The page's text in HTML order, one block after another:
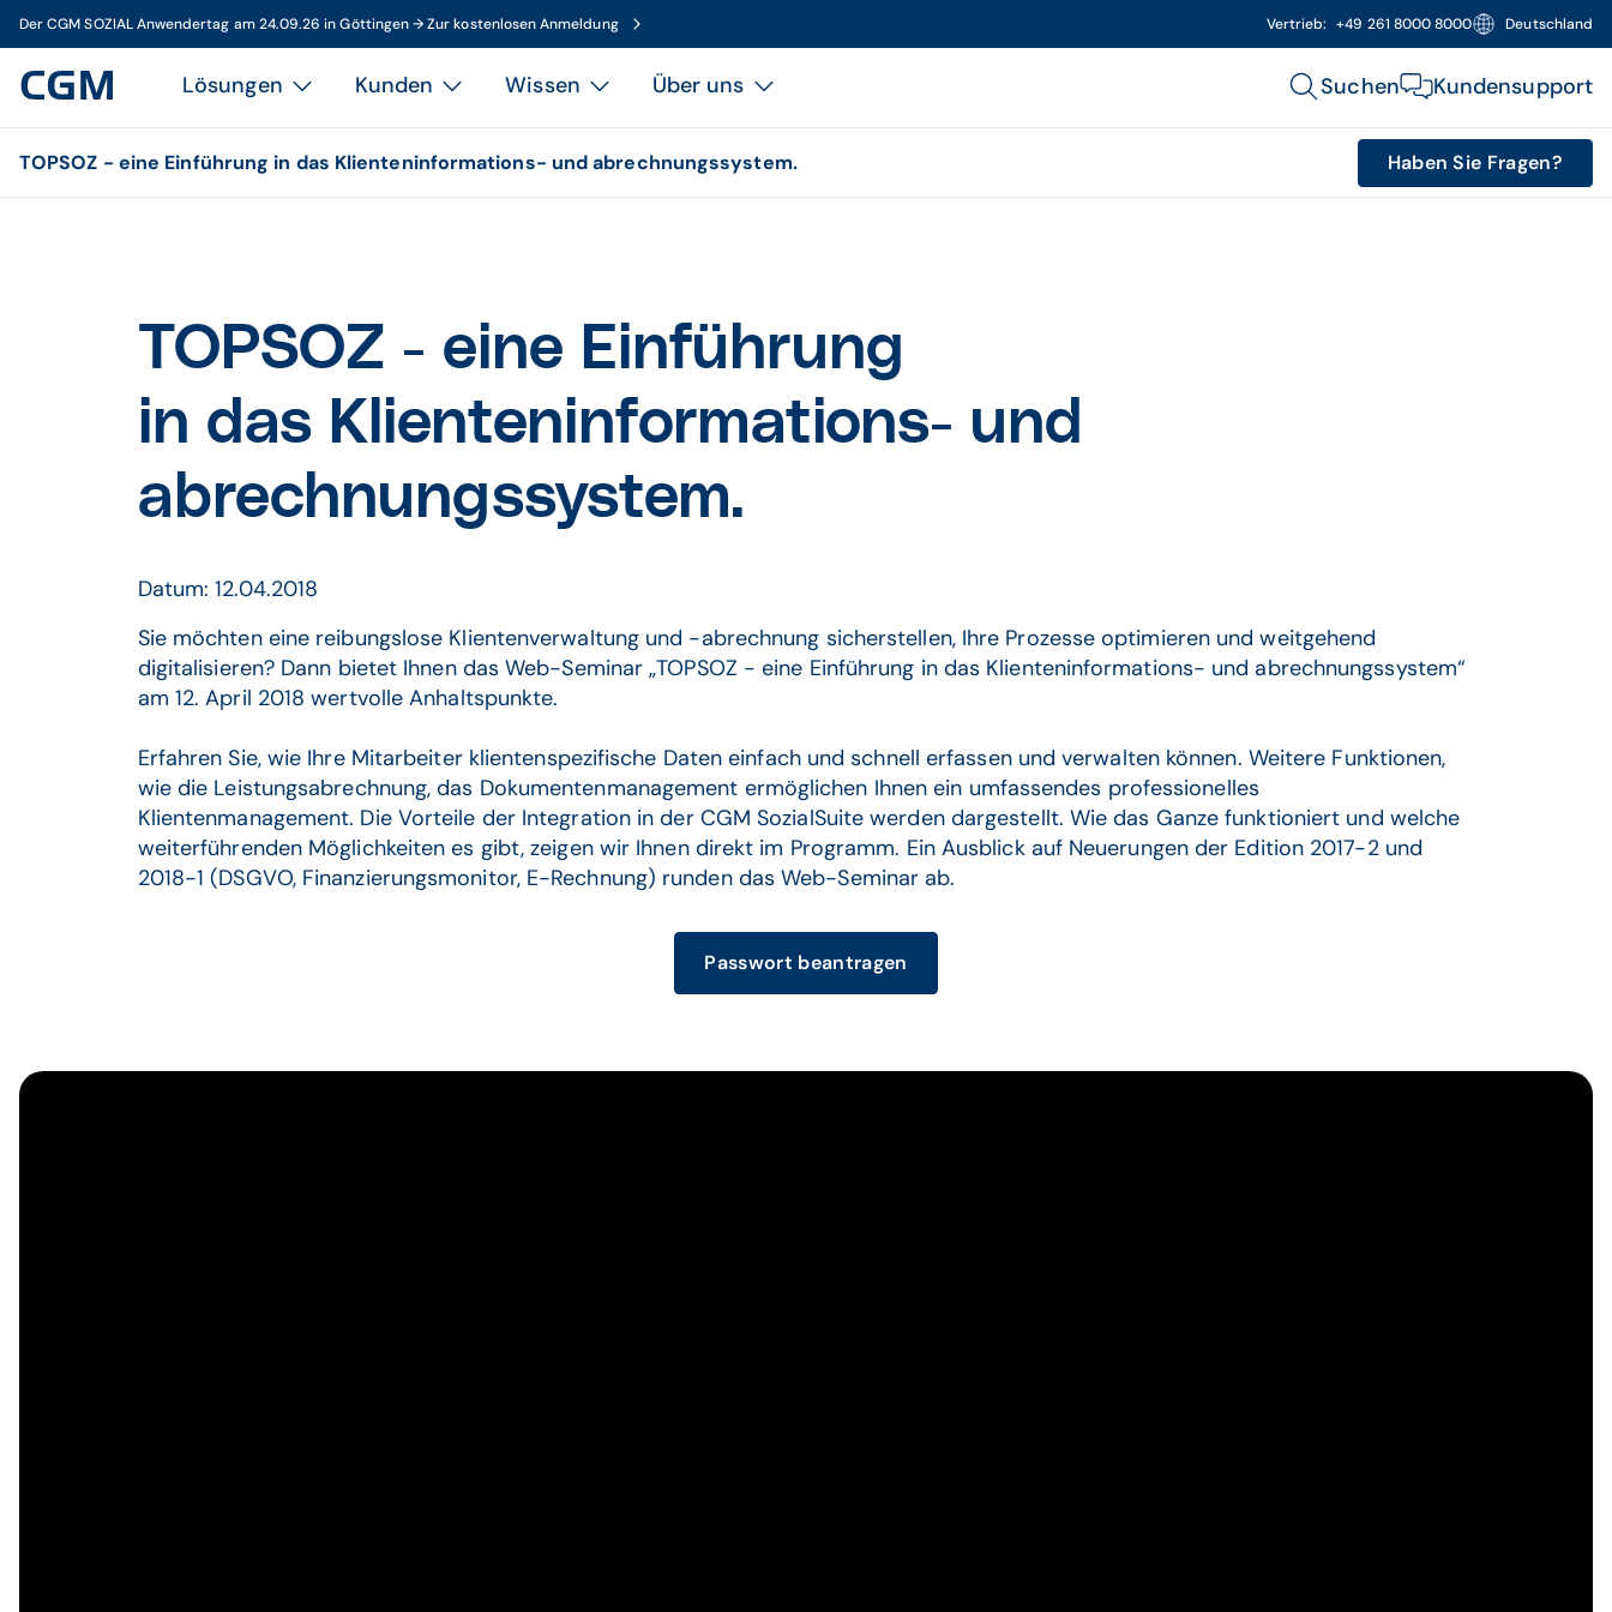
Der CGM SOZIAL Anwendertag am 24.09.26 in Göttingen → Zur kostenlosen Anmeldung Vertrieb: +49 261 8000 8000 Deutschland
Lösungen Kunden Wissen Über uns Suchen Kundensupport
TOPSOZ - eine Einführung in das Klienteninformations- und abrechnungssystem. Haben Sie Fragen?
TOPSOZ - eine Einführung
in das Klienteninformations- und
abrechnungssystem.
Datum: 12.04.2018
Sie möchten eine reibungslose Klientenverwaltung und -abrechnung sicherstellen, Ihre Prozesse optimieren und weitgehend
digitalisieren? Dann bietet Ihnen das Web-Seminar „TOPSOZ - eine Einführung in das Klienteninformations- und abrechnungssystem“
am 12. April 2018 wertvolle Anhaltspunkte.
Erfahren Sie, wie Ihre Mitarbeiter klientenspezifische Daten einfach und schnell erfassen und verwalten können. Weitere Funktionen,
wie die Leistungsabrechnung, das Dokumentenmanagement ermöglichen Ihnen ein umfassendes professionelles
Klientenmanagement. Die Vorteile der Integration in der CGM SozialSuite werden dargestellt. Wie das Ganze funktioniert und welche
weiterführenden Möglichkeiten es gibt, zeigen wir Ihnen direkt im Programm. Ein Ausblick auf Neuerungen der Edition 2017-2 und
2018-1 (DSGVO, Finanzierungsmonitor, E-Rechnung) runden das Web-Seminar ab.
Passwort beantragen